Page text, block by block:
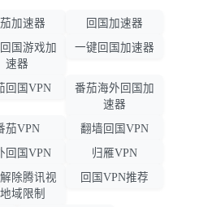
加速器
回国加速器
国游戏加
速器
一键回国加速器
回国VPN
番茄海外回国加
速器
茄VPN
翻墙回国VPN
回国VPN
归雁VPN
除腾讯视
域限制
回国VPN推荐